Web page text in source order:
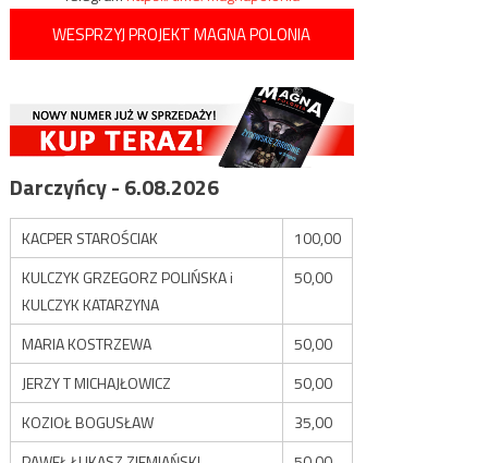
WESPRZYJ PROJEKT MAGNA POLONIA
Darczyńcy - 6.08.2026
KACPER STAROŚCIAK
100,00
KULCZYK GRZEGORZ POLIŃSKA i
KULCZYK KATARZYNA
50,00
MARIA KOSTRZEWA
50,00
JERZY T MICHAJŁOWICZ
50,00
KOZIOŁ BOGUSŁAW
35,00